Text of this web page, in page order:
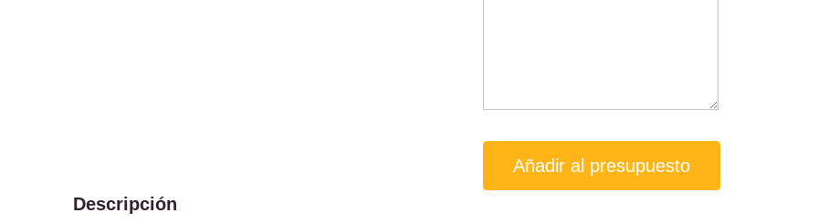
Añadir al presupuesto
Descripción